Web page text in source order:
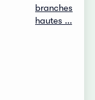
branches
hautes ...